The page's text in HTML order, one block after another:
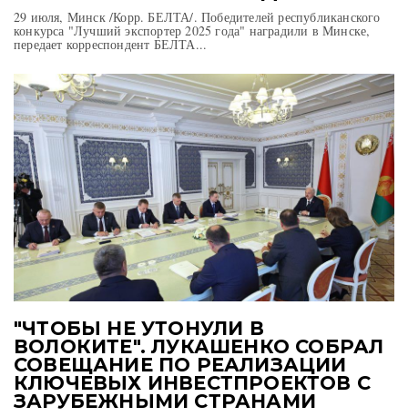
29 июля, Минск /Корр. БЕЛТА/. Победителей республиканского
конкурса "Лучший экспортер 2025 года" наградили в Минске,
передает корреспондент БЕЛТА...
"ЧТОБЫ НЕ УТОНУЛИ В
ВОЛОКИТЕ". ЛУКАШЕНКО СОБРАЛ
СОВЕЩАНИЕ ПО РЕАЛИЗАЦИИ
КЛЮЧЕВЫХ ИНВЕСТПРОЕКТОВ С
ЗАРУБЕЖНЫМИ СТРАНАМИ